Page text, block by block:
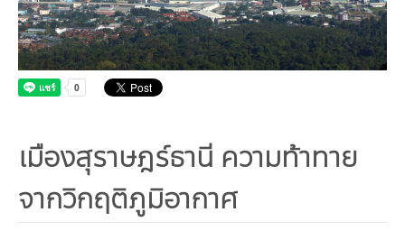
เจ้าหน้าที่
วิถีเรา
รายงานประจำปี | รายงานงบการเงิน
สำนักงานสีเขียว
รางวัลและเกียรติประวัติ
ขยะพลาสติก
ฝุ่น PM2.5
ฉลากสิ่งแวดล้อม
บริการที่เป็นมิตรกับสิ่งแวดล้อม
ที่ปรึกษาคาร์บอนฟุตพริ้นท์
จัดซื้อจัดจ้างที่เป็นมิตรกับสิ่งแวดล้อม
ทรัพยากรทางบก
ทรัพยากรทางทะเลและชายฝั่ง
ความหลากหลายทางชีวภาพ
การเปลี่ยนแปลงสภาพภูมิอากาศ
การลดก๊าซเรือนกระจก
การปรับตัว
การพัฒนาบุคลากรด้านสิ่งแวดล้อม
งานฝึกอบรม
สิ่งแวดล้อมศึกษา
นโยบาย แผน เครือข่ายสิ่งแวดล้อม
นโยบายและแผนสิ่งแวดล้อม
เอกสารเผยแพร่
สิ่งพิมพ์จำหน่าย
ฝึกงาน
เมืองสุราษฎร์ธานี ความท้าทาย
จากวิกฤติภูมิอากาศ